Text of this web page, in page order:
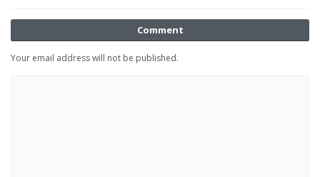
Comment
Your email address will not be published.